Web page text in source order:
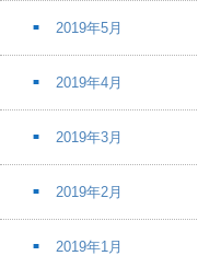
2019年5月
2019年4月
2019年3月
2019年2月
2019年1月